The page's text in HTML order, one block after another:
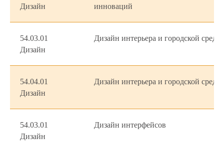
Дизайн
инноваций
54.03.01
Дизайн
Дизайн интерьера и городской среды
54.04.01
Дизайн
Дизайн интерьера и городской среды
54.03.01
Дизайн
Дизайн интерфейсов